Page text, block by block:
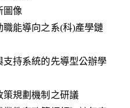
像
能導向之系(科)產學鏈
持系統的先導型公辦學
規劃機制之研議